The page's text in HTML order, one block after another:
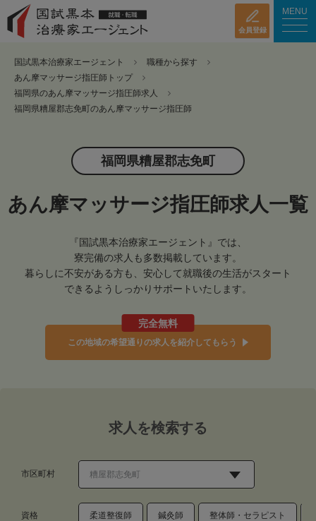
会員登録
MENU
国試黒本治療家エージェント
職種から探す
あん摩マッサージ指圧師トップ
福岡県のあん摩マッサージ指圧師求人
福岡県糟屋郡志免町のあん摩マッサージ指圧師
福岡県糟屋郡志免町
あん摩マッサージ指圧師求人一覧
『国試黒本治療家エージェント』では、
寮完備の求人も多数掲載しています。
暮らしに不安がある方も、安心して就職後の生活がスタート
できるようしっかりサポートいたします。
完全無料
この地域の希望通りの求人を紹介してもらう
求人を検索する
市区町村
資格 柔道整復師 鍼灸師 整体師・セラピスト